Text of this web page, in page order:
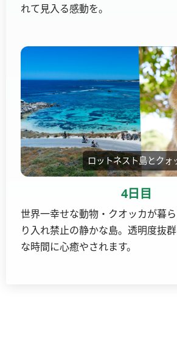
れて見入る感動を。
ロットネスト島とクォ
4日目
世界一幸せな動物・クオッカが暮
り入れ禁止の静かな島。透明度抜
な時間に心癒やされます。